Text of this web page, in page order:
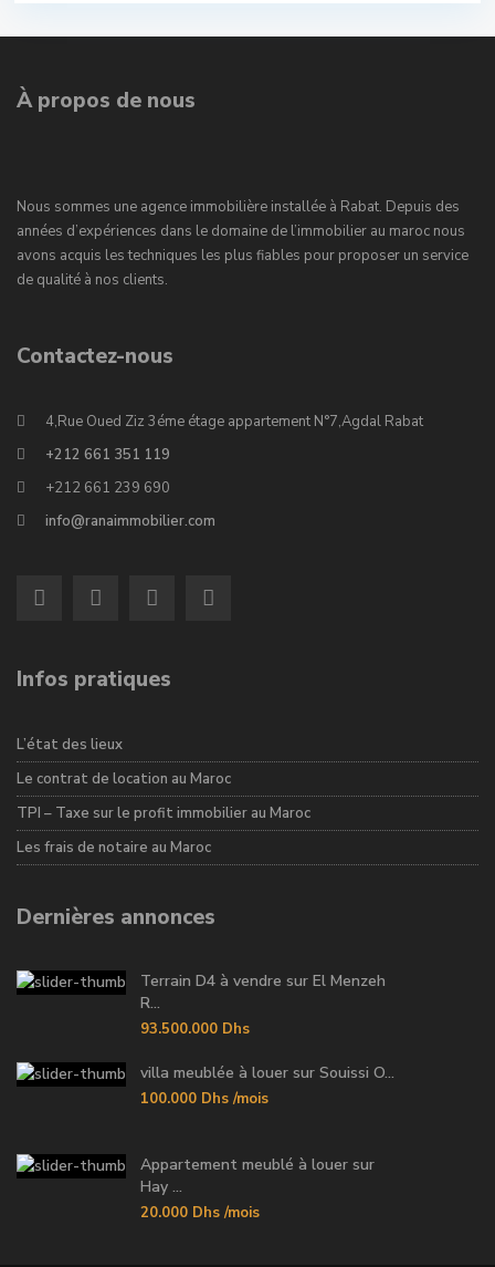
À propos de nous
Nous sommes une agence immobilière installée à Rabat. Depuis des
années d’expériences dans le domaine de l’immobilier au maroc nous
avons acquis les techniques les plus fiables pour proposer un service
de qualité à nos clients.
Contactez-nous
4,Rue Oued Ziz 3éme étage appartement N°7,Agdal Rabat
+212 661 351 119
+212 661 239 690
info@ranaimmobilier.com
Infos pratiques
L’état des lieux
Le contrat de location au Maroc
TPI – Taxe sur le profit immobilier au Maroc
Les frais de notaire au Maroc
Dernières annonces
Terrain D4 à vendre sur El Menzeh
R...
93.500.000 Dhs
villa meublée à louer sur Souissi O...
100.000 Dhs /mois
Appartement meublé à louer sur
Hay ...
20.000 Dhs /mois